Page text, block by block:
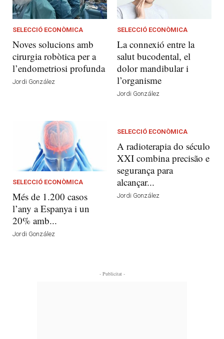
SELECCIÓ ECONÒMICA
Noves solucions amb
cirurgia robòtica per a
l’endometriosi profunda
Jordi González
SELECCIÓ ECONÒMICA
La connexió entre la
salut bucodental, el
dolor mandibular i
l’organisme
Jordi González
SELECCIÓ ECONÒMICA
Més de 1.200 casos
l’any a Espanya i un
20% amb...
Jordi González
SELECCIÓ ECONÒMICA
A radioterapia do século
XXI combina precisão e
segurança para
alcançar...
Jordi González
- Publicitat -